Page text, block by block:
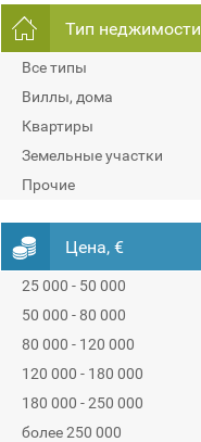
Тип неджимости
Все типы
Виллы, дома
Квартиры
Земельные участки
Прочие
Цена, €
25 000 - 50 000
50 000 - 80 000
80 000 - 120 000
120 000 - 180 000
180 000 - 250 000
более 250 000